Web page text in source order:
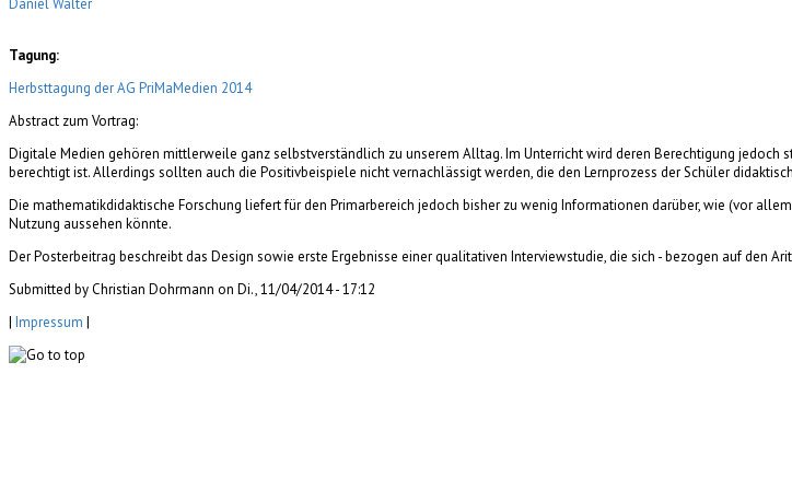
Daniel Walter
Tagung:
Herbsttagung der AG PriMaMedien 2014
Abstract zum Vortrag:
Digitale Medien gehören mittlerweile ganz selbstverständlich zu unserem Alltag. Im Unterricht wird deren Berechtigung
berechtigt ist. Allerdings sollten auch die Positivbeispiele nicht vernachlässigt werden, die den Lernprozess der Schüler
Die mathematikdidaktische Forschung liefert für den Primarbereich jedoch bisher zu wenig Informationen darüber, wie (vor
Nutzung aussehen könnte.
Der Posterbeitrag beschreibt das Design sowie erste Ergebnisse einer qualitativen Interviewstudie, die sich - bezogen auf den
Submitted by Christian Dohrmann on Di., 11/04/2014 - 17:12
| Impressum |